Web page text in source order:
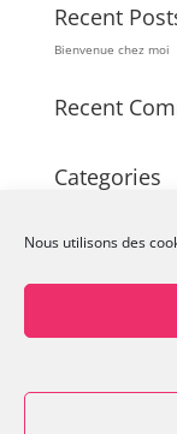
Nous utilisons des
Recent
Bienvenue chez moi
Recent
Categories